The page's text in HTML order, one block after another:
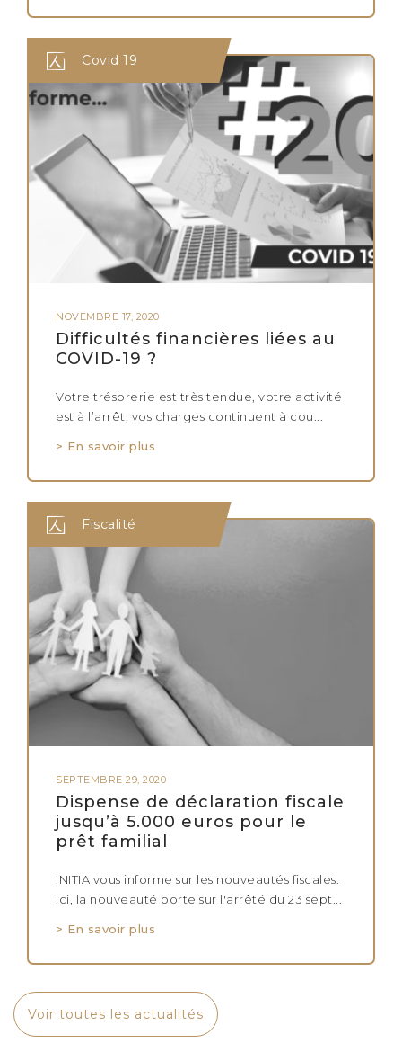
Covid 19
NOVEMBRE 17, 2020
Difficultés financières liées au
COVID-19 ?
Votre trésorerie est très tendue, votre activité
est à l’arrêt, vos charges continuent à cou...
> En savoir plus
Fiscalité
SEPTEMBRE 29, 2020
Dispense de déclaration fiscale
jusqu’à 5.000 euros pour le
prêt familial
INITIA vous informe sur les nouveautés fiscales.
Ici, la nouveauté porte sur l'arrêté du 23 sept...
> En savoir plus
Voir toutes les actualités